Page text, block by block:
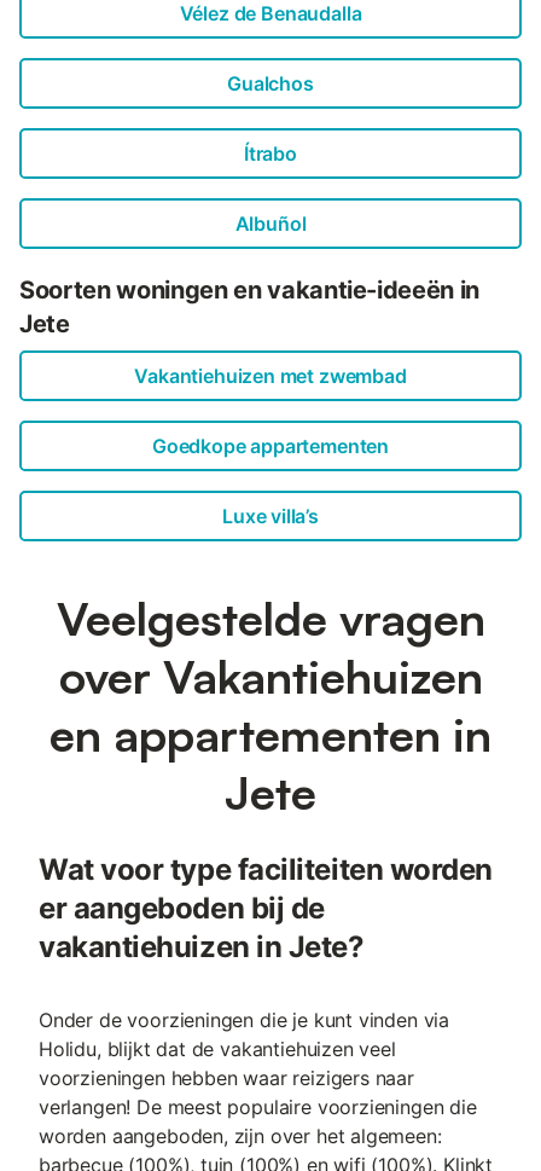
Vélez de Benaudalla
Gualchos
Ítrabo
Albuñol
Soorten woningen en vakantie-ideeën in
Jete
Vakantiehuizen met zwembad
Goedkope appartementen
Luxe villa’s
Veelgestelde vragen
over Vakantiehuizen
en appartementen in
Jete
Wat voor type faciliteiten worden
er aangeboden bij de
vakantiehuizen in Jete?
Onder de voorzieningen die je kunt vinden via
Holidu, blijkt dat de vakantiehuizen veel
voorzieningen hebben waar reizigers naar
verlangen! De meest populaire voorzieningen die
worden aangeboden, zijn over het algemeen:
barbecue (100%), tuin (100%) en wifi (100%). Klinkt